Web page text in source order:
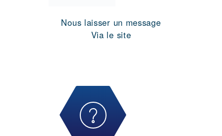
Nous laisser un message
Via le site